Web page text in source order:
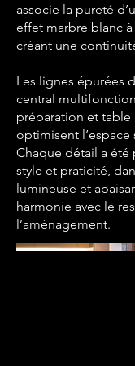
associe la pureté
effet marbre blanc à
créant une
Les lignes épurées
central
préparation et table
optimisent l’espace
Chaque détail a été
style et praticité,
lumineuse et
harmonie avec le
l’aménagement.